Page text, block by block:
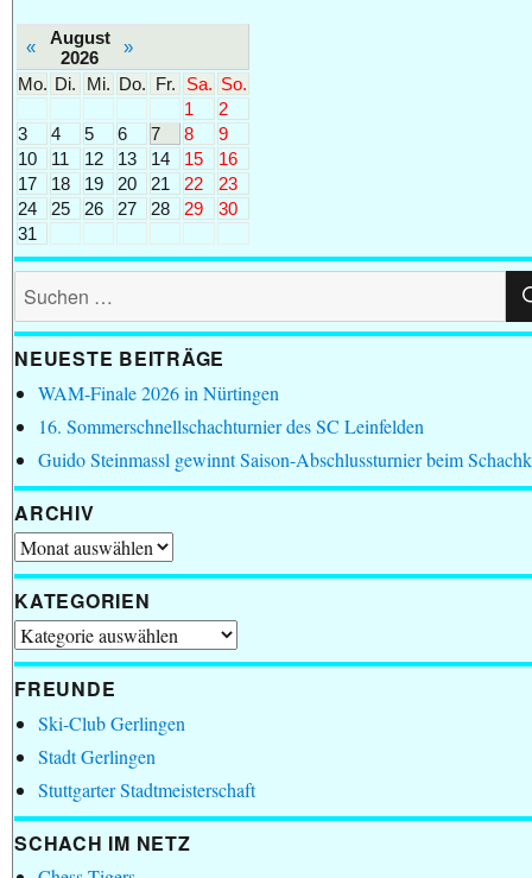
«
August
2026
»
Mo. Di. Mi. Do. Fr. Sa. So.
1
2
3
4 5 6 7 8
9
10
11 12 13 14 15
16
17
18 19 20 21 22
23
24
25 26 27 28 29
30
31
Suchen
nach:
NEUESTE BEITRÄGE
WAM-Finale 2026 in Nürtingen
16. Sommerschnellschachturnier des SC Leinfelden
Guido Steinmassl gewinnt Saison-Abschlussturnier beim
ARCHIV
Archiv
KATEGORIEN
Kategorien
FREUNDE
Ski-Club Gerlingen
Stadt Gerlingen
Stuttgarter Stadtmeisterschaft
SCHACH IM NETZ